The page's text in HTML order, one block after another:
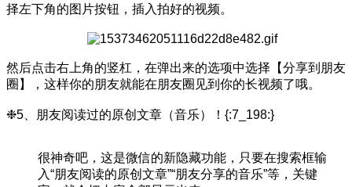
择左下角的图片按钮，插入拍好的视频。
然后点击右上角的竖杠，在弹出来的选项中选择【分享到朋友
圈】，这样你的朋友就能在朋友圈见到你的长视频了哦。
❉5、朋友阅读过的原创文章（音乐）！{:7_198:}
很神奇吧，这是微信的新隐藏功能，只要在搜索框输
入“朋友阅读的原创文章”“朋友分享的音乐”等，关键